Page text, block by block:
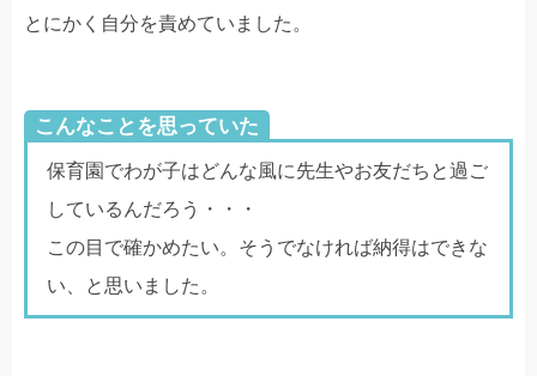
とにかく自分を責めていました。
こんなことを思っていた
保育園でわが子はどんな風に先生やお友だちと過ご
しているんだろう・・・
この目で確かめたい。そうでなければ納得はできな
い、と思いました。